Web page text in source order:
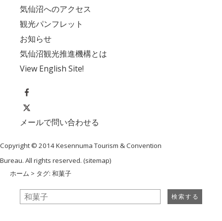
気仙沼へのアクセス
観光パンフレット
お知らせ
気仙沼観光推進機構とは
View English Site!
メールで問い合わせる
Copyright © 2014 Kesennuma Tourism & Convention
Bureau. All rights reserved. (sitemap)
ホーム > タグ: 和菓子